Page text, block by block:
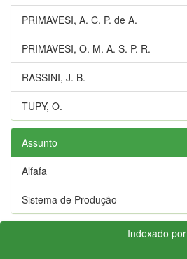
PRIMAVESI, A. C. P. de A.
PRIMAVESI, O. M. A. S. P. R.
RASSINI, J. B.
TUPY, O.
Assunto
Alfafa
Sistema de Produção
Indexado por